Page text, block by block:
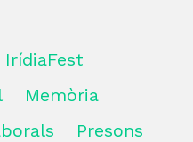
IrídiaFest
Memòria
Presons